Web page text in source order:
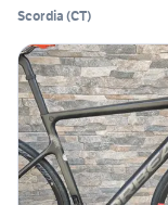
Scordia (CT)